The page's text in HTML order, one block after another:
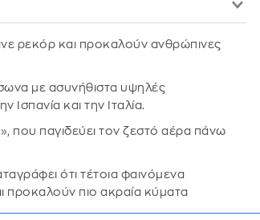
ρεκόρ και προκαλούν ανθρώπινες
με ασυνήθιστα υψηλές
και την Ιταλία.
που παγιδεύει τον ζεστό αέρα πάνω
ότι τέτοια φαινόμενα
προκαλούν πιο ακραία κύματα